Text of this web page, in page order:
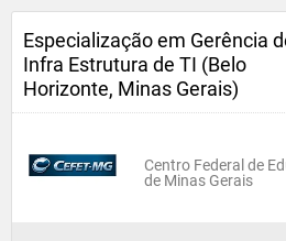
Especialização em Gerência
Infra Estrutura de TI (Belo
Horizonte, Minas Gerais)
Centro Federal de
de Minas Gerais